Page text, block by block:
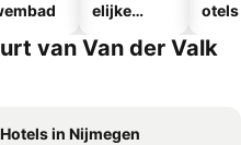
elijke
otels
van Van der Valk
Hotels in Nijmegen